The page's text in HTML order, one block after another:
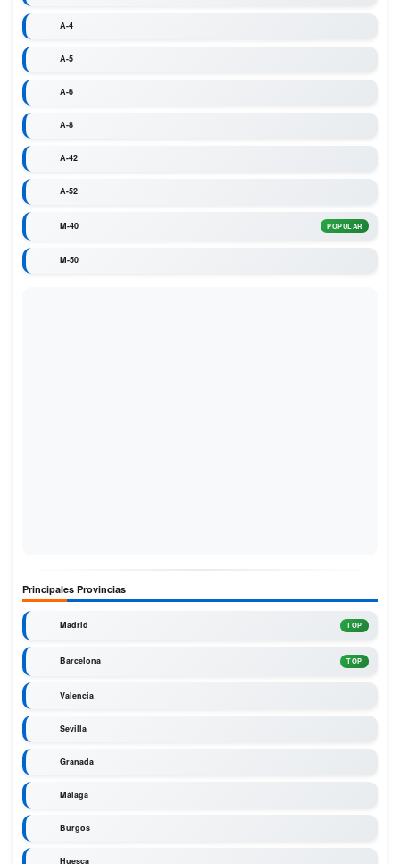
A-4
A-5
A-6
A-8
A-42
A-52
M-40 POPULAR
M-50
Principales Provincias
Madrid TOP
Barcelona TOP
Valencia
Sevilla
Granada
Málaga
Burgos
Huesca